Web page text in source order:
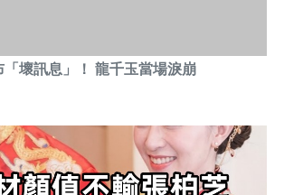
「壞訊息」！ 龍千玉當場淚崩